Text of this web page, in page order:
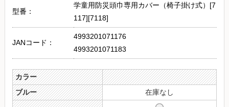
型番：
学童用防災頭巾専用カバー（椅子掛け式）[7
117][7118]
JANコード：
4993201071176
4993201071183
カラー
ブルー
在庫なし